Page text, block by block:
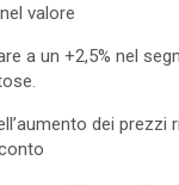
valore
a un +2,5% nel
dei prezzi